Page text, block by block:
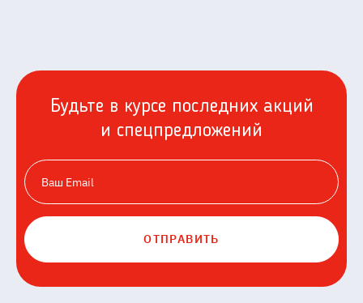
Будьте в курсе последних акций
и спецпредложений
ОТПРАВИТЬ